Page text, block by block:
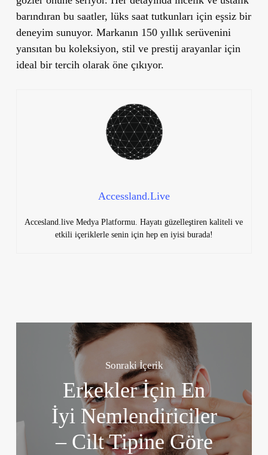
barındıran bu saatler, lüks saat tutkunları için eşsiz bir
deneyim sunuyor. Markanın 150 yıllık serüvenini
yansıtan bu koleksiyon, stil ve prestij arayanlar için
ideal bir tercih olarak öne çıkıyor.
Accessland.Live
Accesland.live Medya Platformu. Hayatı güzelleştiren kaliteli ve
etkili içeriklerle senin için hep en iyisi burada!
Sonraki İçerik
Erkekler İçin En
İyi Nemlendiriciler
– Cilt Tipine Göre